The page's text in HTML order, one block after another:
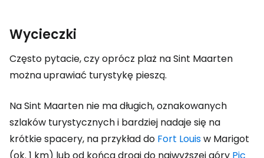
Wycieczki
Często pytacie, czy oprócz plaż na Sint Maarten
można uprawiać turystykę pieszą.
Na Sint Maarten nie ma długich, oznakowanych
szlaków turystycznych i bardziej nadaje się na
krótkie spacery, na przykład do Fort Louisw Marigot